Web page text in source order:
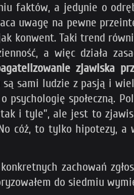
faktów, a jedynie o
uwagę na pewne
konwent. Taki trend
a więc działa
zjawiska
sami ludzie z pasją i
psychologię społeczną.
i tyle”, ale jest to
cóż, to tylko hipotezy, a
zachowań
do siedmiu